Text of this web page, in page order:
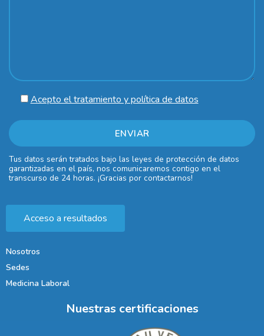
Acepto el tratamiento y política de datos
Tus datos serán tratados bajo las leyes de protección de datos
garantizadas en el país, nos comunicaremos contigo en el
transcurso de 24 horas. ¡Gracias por contactarnos!
Acceso a resultados
Nosotros
Sedes
Medicina Laboral
Nuestras certificaciones